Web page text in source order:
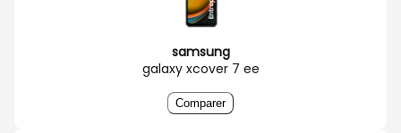
samsung
galaxy xcover 7 ee
Comparer